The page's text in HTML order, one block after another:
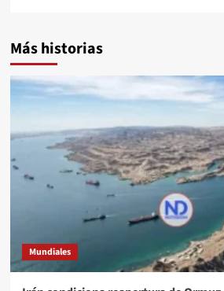
Más historias
Mundiales